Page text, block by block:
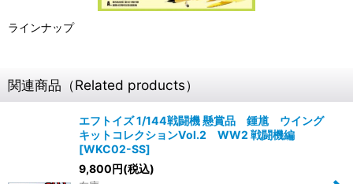
ラインナップ
関連商品（Related products）
エフトイズ 1/144戦闘機 懸賞品 鍾馗 ウイング
キットコレクションVol.2 WW2 戦闘機編
[WKC02-SS]
9,800円(税込)